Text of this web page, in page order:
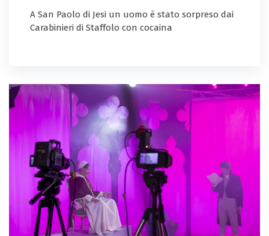
A San Paolo di Jesi un uomo è stato sorpreso dai
Carabinieri di Staffolo con cocaina